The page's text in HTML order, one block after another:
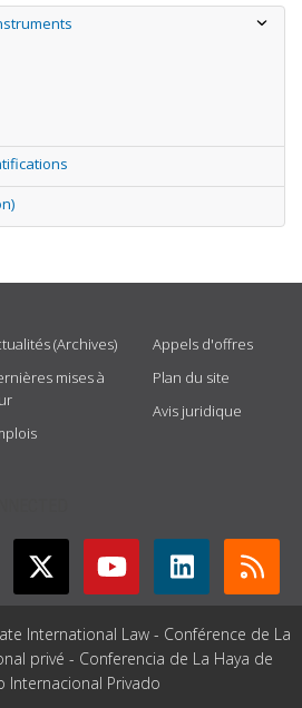
(Archives)
mises à
Appels d'offres
Plan du site
Avis juridique
International Law - Conférence de La
privé - Conferencia de La Haya de
Internacional Privado